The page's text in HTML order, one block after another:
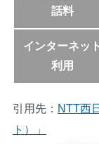
話料
インターネット
利用
引用先： NTT西
ト）」